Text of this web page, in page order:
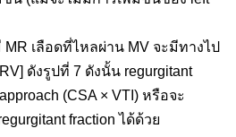
เลือดที่ไหลผ่าน MV จะมีทางไป
ดังรูปที่ 7 ดังนั้น regurgitant
(CSA × VTI) หรือจะ
fraction ได้ด้วย